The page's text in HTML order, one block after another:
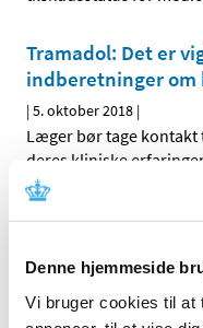
Denne hjemmeside
Vi bruger cookies til at
Tramadol: Det er
indberetninger
|5. oktober 2018 |
Læger bør tage
deres kliniske
Fem mio. afsat til
|4. oktober 2018|
Der er afsat fem mio.